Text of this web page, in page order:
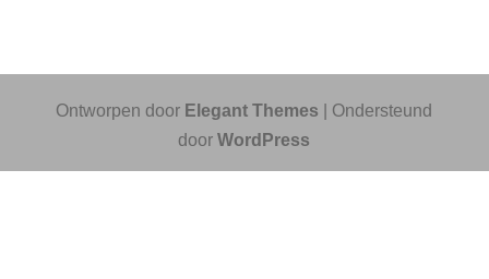
Ontworpen door Elegant Themes | Ondersteund
doorWordPress